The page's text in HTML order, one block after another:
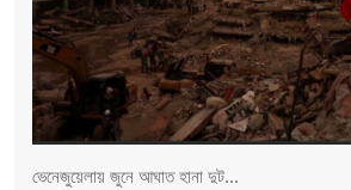
ভেনেজুয়েলায় জুনে আঘাত হানা দুট...